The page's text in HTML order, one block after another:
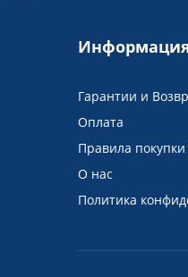
Гарантии и
Оплата
Правила
О нас
Политика